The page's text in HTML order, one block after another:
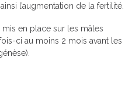
l’augmentation de la fertilité.
en place sur les mâles
ci au moins 2 mois avant les